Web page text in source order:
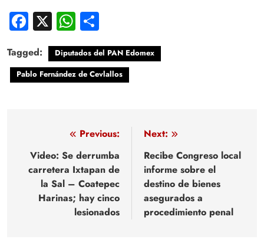
Facebook
X WhatsApp
Tagged:
Diputados del PAN Edomex
Pablo Fernández de Cevlallos
Navegación
de
entradas
Previous:
Video: Se derrumba
carretera Ixtapan de
la Sal – Coatepec
Harinas; hay cinco
lesionados
Next:
Recibe Congreso local
informe sobre el
destino de bienes
asegurados a
procedimiento penal